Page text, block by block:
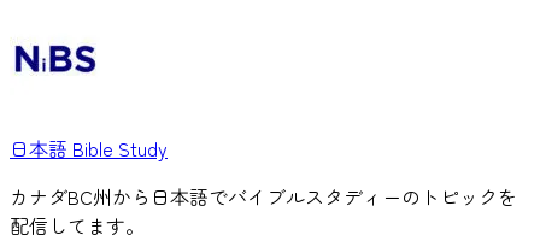
日本語 Bible Study
カナダBC州から日本語でバイブルスタディーのトピックを
配信してます。